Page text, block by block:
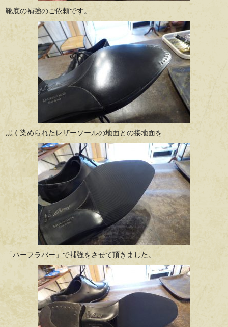
靴底の補強のご依頼です。
黒く染められたレザーソールの地面との接地面を
「ハーフラバー」で補強をさせて頂きました。